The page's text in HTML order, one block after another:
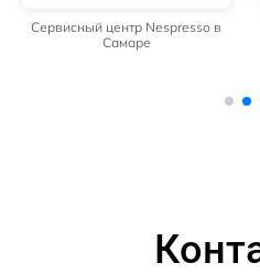
Сервисный центр Nespresso в
Самаре